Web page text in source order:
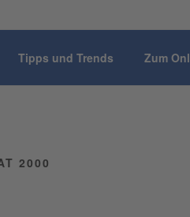
Tipps und Trends Zum
2000